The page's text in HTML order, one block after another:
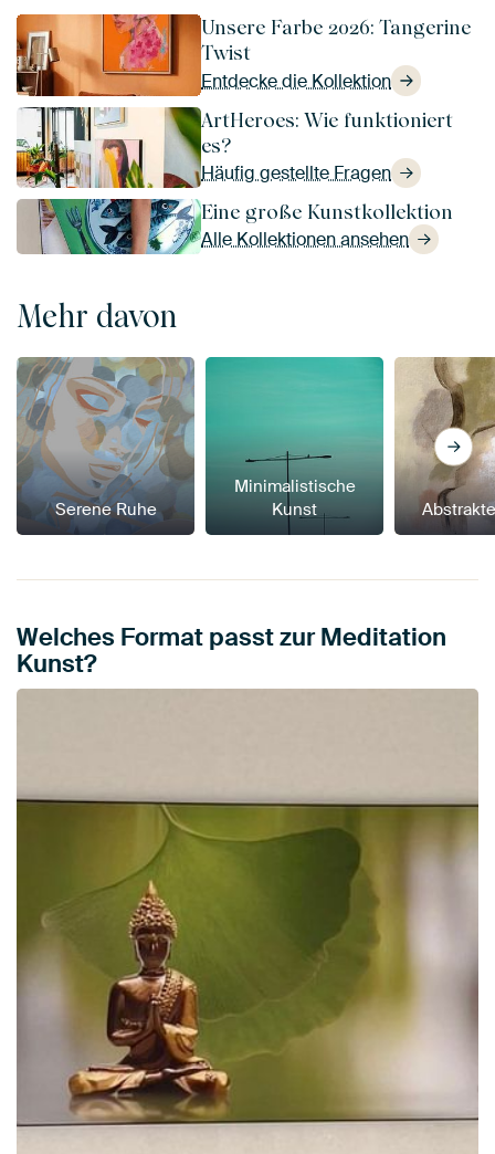
Unsere Farbe 2026: Tangerine
Twist
Entdecke die Kollektion
ArtHeroes: Wie funktioniert
es?
Häufig gestellte Fragen
Eine große Kunstkollektion
Alle Kollektionen ansehen
Mehr davon
Serene Ruhe
Minimalistische
Kunst
Welches Format passt zur Meditation
Kunst?